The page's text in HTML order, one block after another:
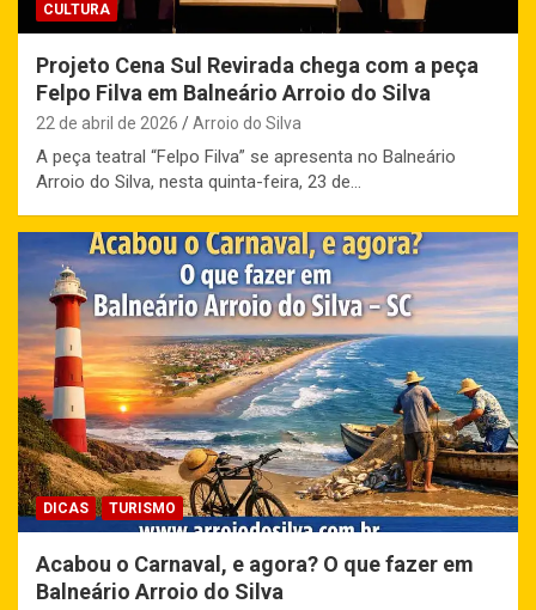
CULTURA
Projeto Cena Sul Revirada chega com a peça
Felpo Filva em Balneário Arroio do Silva
22 de abril de 2026 Arroio do Silva
A peça teatral “Felpo Filva” se apresenta no Balneário
Arroio do Silva, nesta quinta-feira, 23 de…
DICAS TURISMO
Acabou o Carnaval, e agora? O que fazer em
Balneário Arroio do Silva